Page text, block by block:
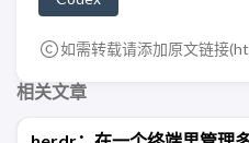
如需转载请添加原文链接(
相关文章